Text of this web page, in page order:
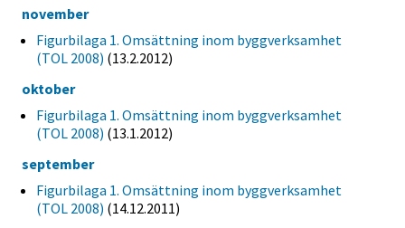
november
Figurbilaga 1. Omsättning inom byggverksamhet
(TOL 2008) (13.2.2012)
oktober
Figurbilaga 1. Omsättning inom byggverksamhet
(TOL 2008) (13.1.2012)
september
Figurbilaga 1. Omsättning inom byggverksamhet
(TOL 2008) (14.12.2011)